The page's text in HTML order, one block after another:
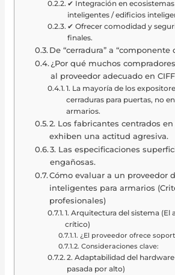
✔ Integración en
inteligentes / edificios
✔ Ofrecer comodidad y
finales.
De “cerradura” a “componente
¿Por qué muchos
al proveedor adecuado en
1. La mayoría de los
cerraduras para puertas, no
armarios.
2. Los fabricantes centrados en
exhiben una actitud agresiva.
3. Las especificaciones
engañosas.
Cómo evaluar a un proveedor
inteligentes para armarios
profesionales)
1. Arquitectura del sistema (El
crítico)
¿El proveedor ofrece
Consideraciones clave:
2. Adaptabilidad del
pasada por alto)